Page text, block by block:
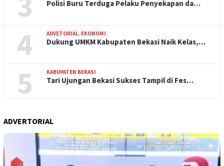
Polisi Buru Terduga Pelaku Penyekapan da…
4 ADVETORIAL, EKONOMI
Dukung UMKM Kabupaten Bekasi Naik Kelas,…
5 KABUPATEN BEKASI
Tari Ujungan Bekasi Sukses Tampil di Fes…
ADVERTORIAL